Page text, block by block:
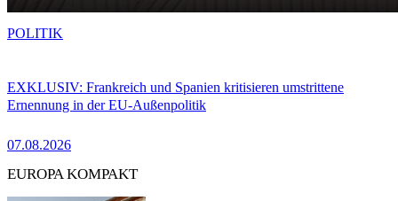
EXKLUSIV: Frankreich und Spanien kritisieren umstrittene
Ernennung in der EU-Außenpolitik
07.08.2026
POLITIK
EUROPA KOMPAKT